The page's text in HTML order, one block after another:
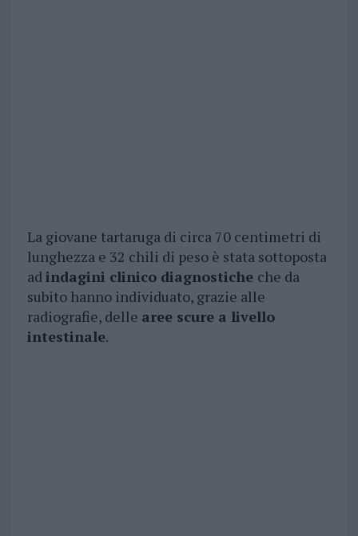
La giovane tartaruga di circa 70 centimetri di
lunghezza e 32 chili di peso è stata sottoposta
adindagini clinico diagnostiche che da
subito hanno individuato, grazie alle
radiografie, delle aree scure a livello
intestinale.